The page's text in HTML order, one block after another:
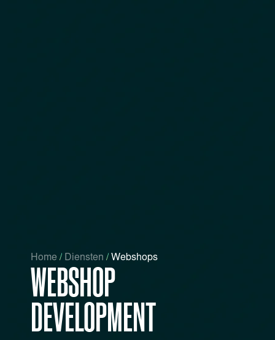
Home / Diensten / Webshops
WEBSHOP
DEVELOPMENT